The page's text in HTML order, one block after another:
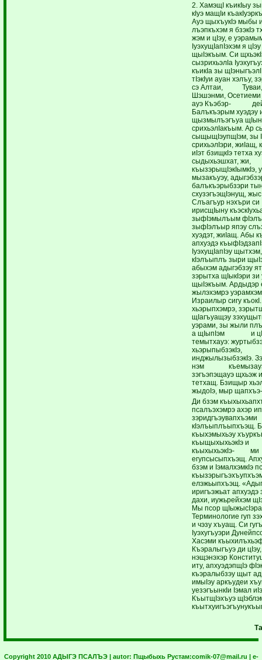
2. ХамэщI къикIыу
кIуэ мащIи
Ауэ щыхъукIэ мыбы
лъэпкъхэм я бзэкIэ
жэм и цIэу, е
IуэхущIапIэхэм я
щыIэкъым. Си
сызрихьэлIа
къикIа зы
тIэкIуи ауан хэлъу,
сэ Алтаи, Туваи,
Шэшэнми,
ауэ Къэбэр-
Балъкъэрым хуэдэу
щызмылъэгъуа
срихьэлIакъым. Ар
сыщыщIэупщIэм, зы
срихьэлIэри, жиIащ,
иIэт бзищкIэ тетха
сыдыхьэшхат, жи,
къызэрыщIэкIымкIэ,
мызакъуэу,
балъкъэрыбзэри
схузэгъэщIэнущ,
Слъагъур нэхъри
ирисщIыну
зыфIэмылъым
зыфIэлъыр япэу
хуэдэт, жиIащ. Абы
апхуэдэ
IуэхущIапIэу
кIэлъыплъ зыри
абыхэм адыгэбзэу
зэрытха щIыкIэри зи
щыIэкъым. Ардыдэр
жылэхэмрэ
Израилыр сигу
хьэрыпхэмрэ,
щIагъуащэу
уэрами, зы жыли
а щIыпIэм и
темытхауэ:
хьэрыпыбзэкIэ,
инджылызыбзэкIэ.
нэм
зэгъэпэщауэ щхьэж
тетхащ. Бзищыр
жыдоIэ, мыр
Ди бзэм
псалъэхэмрэ ахэр
зэридгъэувапхъэми
кIэлъыплъыпхъэщ.
къыхэмыхьэу
къыщыхыхьэкIэ и
къыхыхьэкIэ- ми
егупсысыпхъэщ.
бзэм и IэмалхэмкIэ
елэжьыпхъэщ.
иригъэжьат апхуэдэ
дахи, иужьрейхэм
Мы псор
Терминологие гуп
и чэзу хъуащ. Си
Iуэхугъуэри
Хасэми
Къэралыгъуэ ди
нэщэнэхэр
иту, апхуэдэпщIэ
къэралыбзэу щыт
имыIэу аркъудеи
уезэгъынкIи Iэмал
КъытщIэхъуэ
Copyright 2010 АДЫГЭ ПСАЛЪЭ | autor: Пщыбыхь Рустам:comik-07@mail.ru | e-